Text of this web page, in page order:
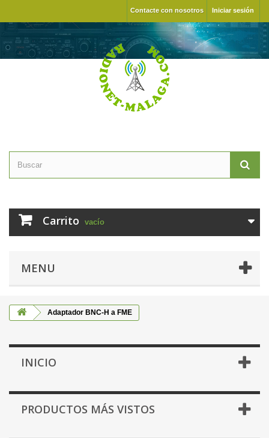
Iniciar sesión
Contacte con nosotros
Carrito vacío
MENU
Adaptador BNC-H a FME
INICIO
PRODUCTOS MÁS VISTOS